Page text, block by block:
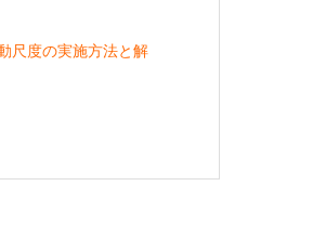
尺度の実施方法と解